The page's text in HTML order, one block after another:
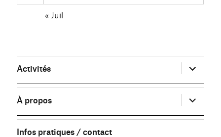
« Juil
Activités ouvrir
le
sous-
menu
À propos
ouvrir
le
sous-
menu
Infos pratiques / contact